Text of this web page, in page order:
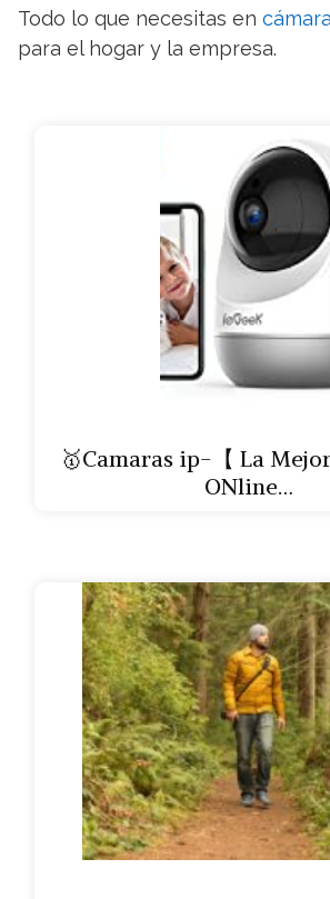
Todo lo que necesitas en
para el hogar y la empresa.
🥇Camaras ip-【 La
ONline…